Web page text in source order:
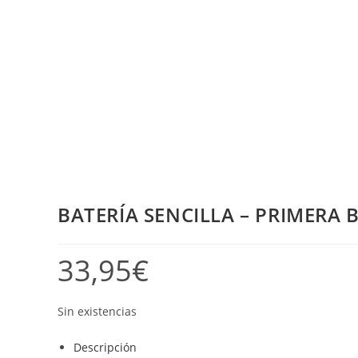
BATERÍA SENCILLA – PRIMERA
33,95€
Sin existencias
Descripción